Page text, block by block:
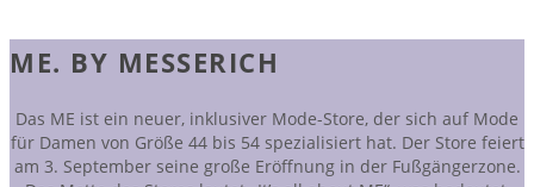
ME. BY MESSERICH
Das ME ist ein neuer, inklusiver Mode-Store, der sich auf Mode
für Damen von Größe 44 bis 54 spezialisiert hat. Der Store feiert
am 3. September seine große Eröffnung in der Fußgängerzone.